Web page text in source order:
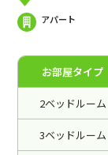
アパート
お部屋タイプ
2ベッドルーム
3ベッドルーム